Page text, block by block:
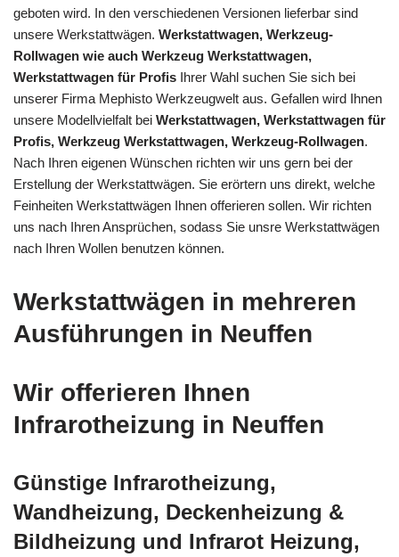
geboten wird. In den verschiedenen Versionen lieferbar sind
unsere Werkstattwägen. Werkstattwagen, Werkzeug-
Rollwagen wie auch Werkzeug Werkstattwagen,
Werkstattwagen für Profis Ihrer Wahl suchen Sie sich bei
unserer Firma Mephisto Werkzeugwelt aus. Gefallen wird Ihnen
unsere Modellvielfalt bei Werkstattwagen, Werkstattwagen für
Profis, Werkzeug Werkstattwagen, Werkzeug-Rollwagen.
Nach Ihren eigenen Wünschen richten wir uns gern bei der
Erstellung der Werkstattwägen. Sie erörtern uns direkt, welche
Feinheiten Werkstattwägen Ihnen offerieren sollen. Wir richten
uns nach Ihren Ansprüchen, sodass Sie unsre Werkstattwägen
nach Ihren Wollen benutzen können.
Werkstattwägen in mehreren
Ausführungen in Neuffen
Wir offerieren Ihnen
Infrarotheizung in Neuffen
Günstige Infrarotheizung,
Wandheizung, Deckenheizung &
Bildheizung und Infrarot Heizung,